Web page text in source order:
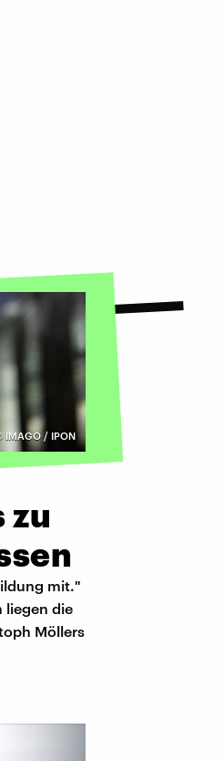
IMAGO / IPON
zu
mit."
liegen die
Möllers